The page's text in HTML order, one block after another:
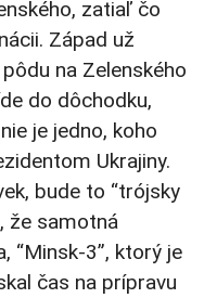
zatiaľ čo
Západ už
na Zelenského
do dôchodku,
je jedno, koho
Ukrajiny.
bude to “trójsky
že samotná
“Minsk-3”, ktorý je
čas na prípravu